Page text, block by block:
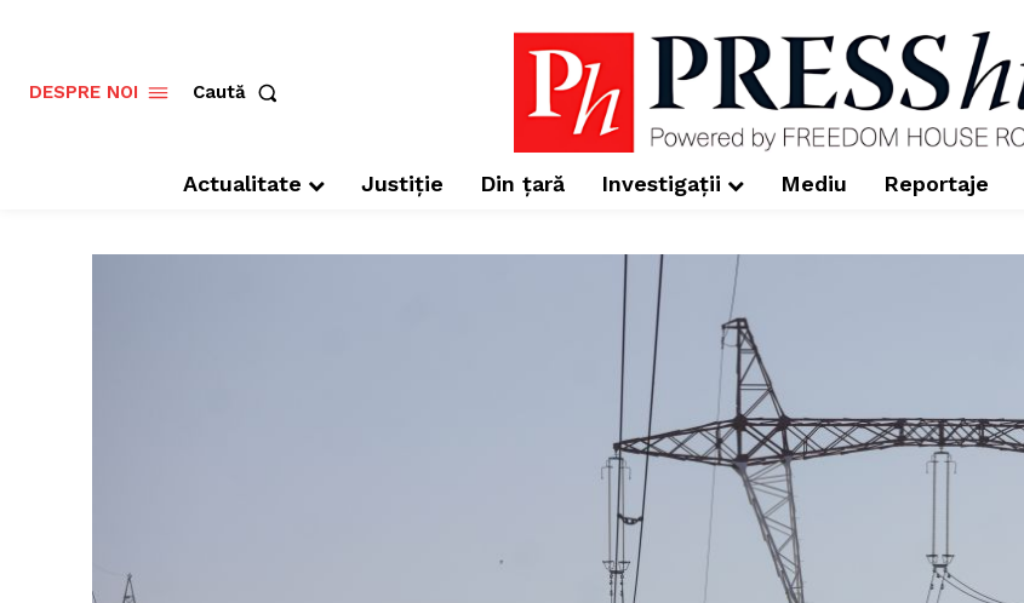
DESPRE NOI Caută
Actualitate Justiție Din țară Investigații Mediu Reportaje